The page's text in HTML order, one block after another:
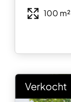
100 m²
Verkocht